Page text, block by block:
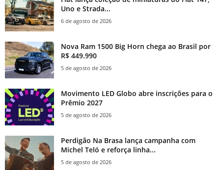
Uno e Strada...
6 de agosto de 2026
Nova Ram 1500 Big Horn chega ao Brasil por
R$ 449.990
5 de agosto de 2026
Movimento LED Globo abre inscrições para o
Prêmio 2027
5 de agosto de 2026
Perdigão Na Brasa lança campanha com
Michel Teló e reforça linha...
5 de agosto de 2026